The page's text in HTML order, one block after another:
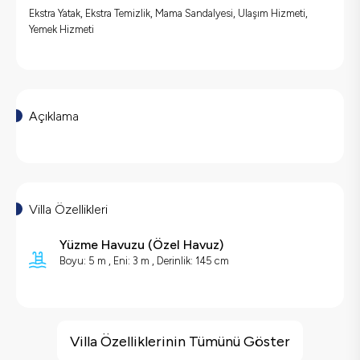
Ekstra Yatak, Ekstra Temizlik, Mama Sandalyesi, Ulaşım Hizmeti,
Yemek Hizmeti
Açıklama
Villa Özellikleri
Yüzme Havuzu (Özel Havuz)
Boyu: 5 m , Eni: 3 m , Derinlik: 145 cm
BarbeküVilla Özelliklerinin Tümünü Göster